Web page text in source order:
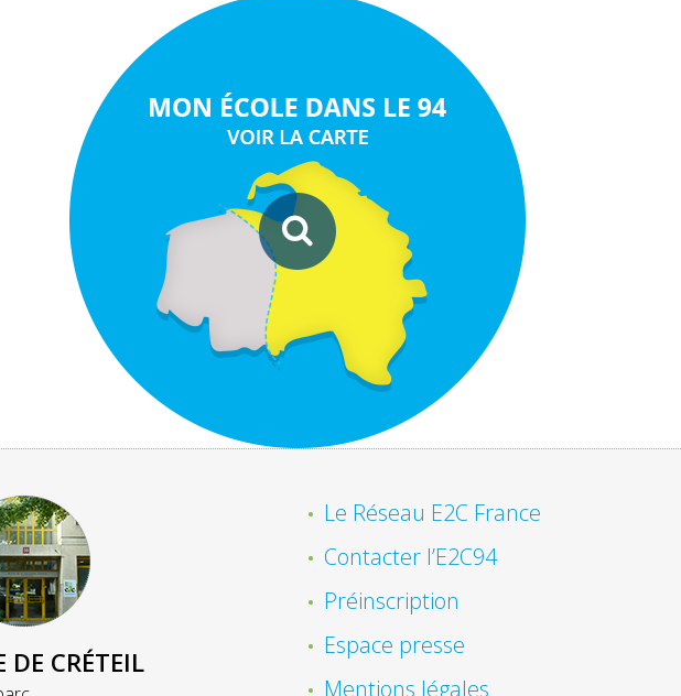
DE CRÉTEIL
Le Réseau E2C France
Contacter l’E2C94
Préinscription
Espace presse
Mentions légales